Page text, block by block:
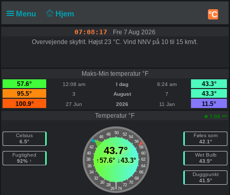
Menu Hjem °C
07:08:17
Fre 7 Aug 2026
Overvejende skyfrit. Højst 23 °C. Vind NNV på 10 til 15 km/t.
Maks-Min temperatur °F
57.6°
12:08 am I dag 6:24 am
43.3°
95.5°
3 August 7
43.3°
100.9°
27 Jun 2026 11 Jan
11.5°
Temperatur °F
7:08 am
Celsius
6.5°
Fugtighed
92% ↑
50
48 52
46
54
44
56
42
58
40
60
38
62
36
64
34
66
32
68
30
70
28 72
|
26 74
43.7°
↑57.6°↓43.3°
Føles som
42.1°
Wet Bulb
43.5°
Duggpunkt
41.5°